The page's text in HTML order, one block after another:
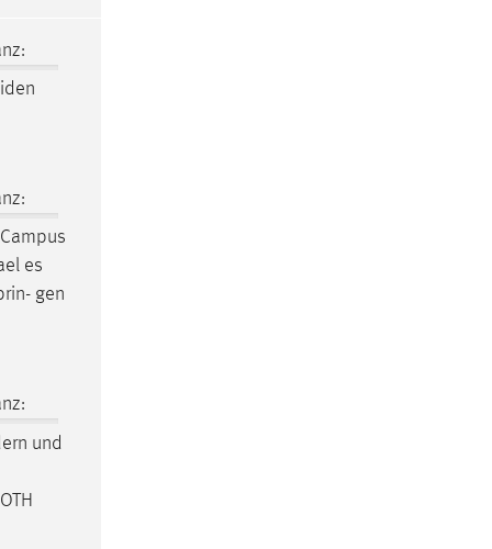
es
gen
und